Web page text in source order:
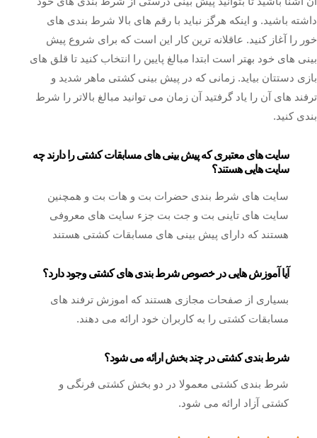
داشته باشید. و اینکه هرگز نباید با رقم های بالا شرط بندی های
خور را آغاز کنید. عاقلانه ترین کار این است که برای شروع پیش
بینی های خود بهتر است ابتدا مبالغ پایین را انتخاب کنید تا قلق های
بازی دستتان بیاید. زمانی که در پیش بینی کشتی ماهر شدید و
ترفند های آن را یاد گرفتید آن زمان می توانید مبالغ بالاتر را شرط
بندی کنید.
سایت های معتبری که پیش بینی های مسابقات کشتی را دارند چه
سایت هایی هستند؟
سایت های شرط بندی حضرات بت و هات بت و همچنین
سایت های تاینی بت و جت بت جزء سایت های معروفی
هستند که دارای پیش بینی های مسابقات کشتی هستند
آیا آموزش هایی در خصوص شرط بندی های کشتی وجود دارد؟
بسیاری از صفحات مجازی هستند که اموزش ترفند های
مسابقات کشتی را به کاربران خود ارائه می دهند.
شرط بندی کشتی در چند بخش ارائه می شود؟
شرط بندی کشتی معمولا در دو بخش کشتی فرنگی و
کشتی آزاد ارائه می شود.